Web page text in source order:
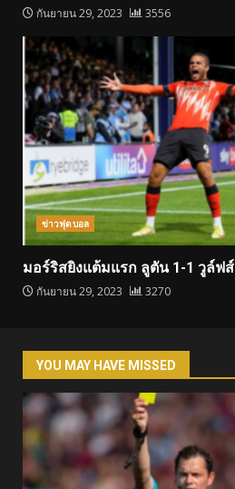
กันยายน 29, 2023 3556
ข่าวฟุตบอล
มอร์ริสยิงแต้มแรก ลูตัน 1-1 วูล์ฟส์
กันยายน 29, 2023 3270
YOU MAY HAVE MISSED